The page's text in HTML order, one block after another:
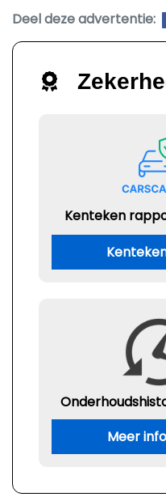
Deel deze advertentie:
Kenteken
Onderhouds
Meer